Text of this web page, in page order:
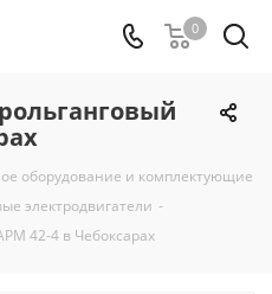
0
оборудование и комплектующие
электродвигатели -
42-4 в Чебоксарах